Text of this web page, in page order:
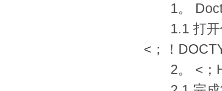
1。
1.1 打开你
<；！
2。 <；